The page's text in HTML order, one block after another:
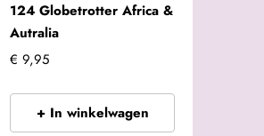
124 Globetrotter Africa &
Autralia
€ 9,95
+ In winkelwagen